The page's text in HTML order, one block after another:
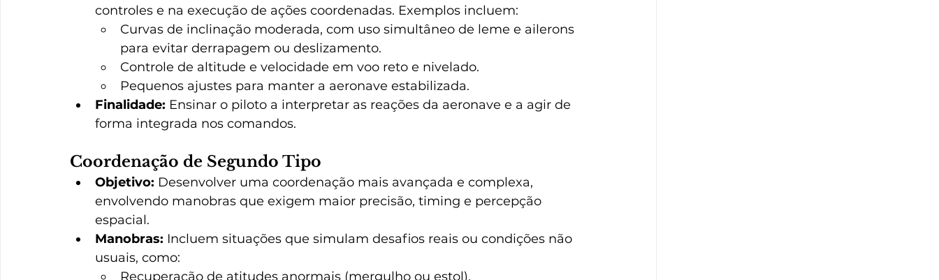
controles e na execução de ações coordenadas. Exemplos incluem:
Curvas de inclinação moderada, com uso simultâneo de leme e ailerons
para evitar derrapagem ou deslizamento.
Controle de altitude e velocidade em voo reto e nivelado.
Pequenos ajustes para manter a aeronave estabilizada.
Finalidade: Ensinar o piloto a interpretar as reações da aeronave e a agir de
forma integrada nos comandos.
Coordenação de Segundo Tipo
Objetivo: Desenvolver uma coordenação mais avançada e complexa,
envolvendo manobras que exigem maior precisão, timing e percepção
espacial.
Manobras: Incluem situações que simulam desafios reais ou condições não
usuais, como:
Recuperação de atitudes anormais (mergulho ou estol).